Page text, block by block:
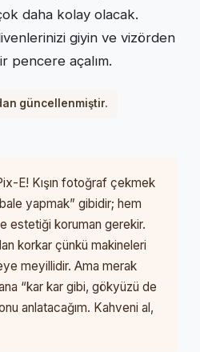
daha kolay olacak.
giyin ve vizörden
pencere açalım.
güncellenmiştir.
E! Kışın fotoğraf çekmek
yapmak” gibidir; hem
estetiği koruman gerekir.
korkar çünkü makineleri
meyillidir. Ama merak
“kar kar gibi, gökyüzü de
anlatacağım. Kahveni al,